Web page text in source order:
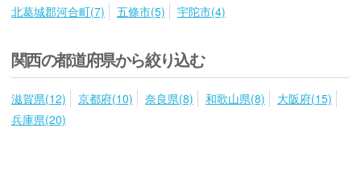
北葛城郡河合町(7)
五條市(5) 宇陀市(4)
関西の都道府県から絞り込む
滋賀県(12) 京都府(10) 奈良県(8) 和歌山県(8)
大阪府(15)
兵庫県(20)